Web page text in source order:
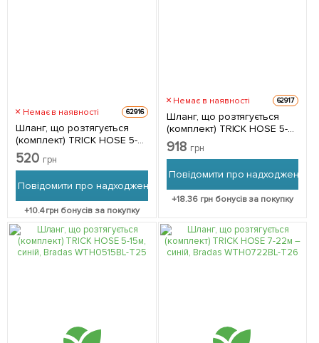
Немає в наявності 62916
Шланг, що розтягується
(комплект) TRICK HOSE 5-
15м – зелений, Bradas
WTH0515GR-T
520 грн
Повідомити про надходження
+10.4грн бонусів за покупку
Немає в наявності 62917
Шланг, що розтягується
(комплект) TRICK HOSE 5-
15м – салатовий, Bradas
WTH515GR
918 грн
Повідомити про надходження
+18.36грн бонусів за покупку